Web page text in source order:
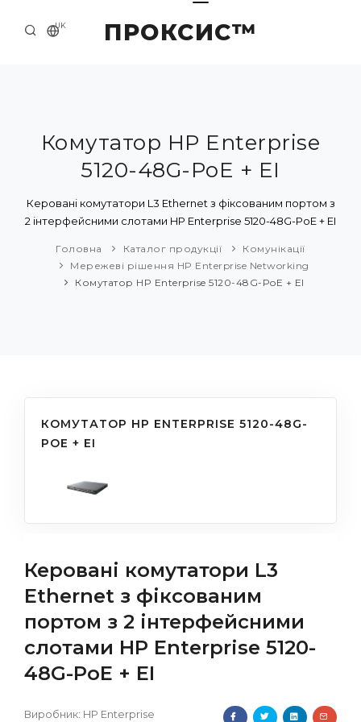
ПРОКСИС™
UK
ПРО НАС
ПРИКЛАДИ ТА РІШЕННЯ
КАТАЛОГ ПРОДУКЦІЇ
Комутатор HP Enterprise
5120-48G-PoE + EI
Керовані комутатори L3 Ethernet з фіксованим портом з
2 інтерфейсними слотами HP Enterprise 5120-48G-PoE + EI
Головна Каталог продукції
Комунікації
Мережеві рішення HP Enterprise Networking
Комутатор HP Enterprise 5120-48G-PoE + EI
КОМУТАТОР HP ENTERPRISE 5120-48G-
POE + EI
Керовані комутатори L3
Ethernet з фіксованим
портом з 2 інтерфейсними
слотами HP Enterprise 5120-
48G-PoE + EI
Виробник: HP Enterprise